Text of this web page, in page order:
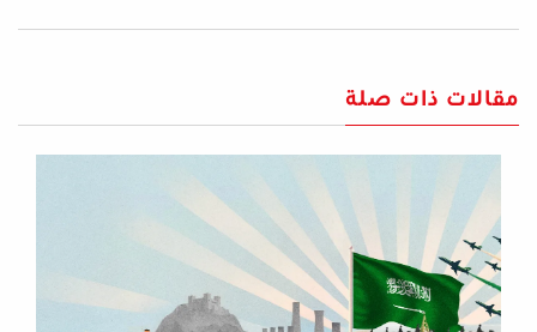
مقالات ذات صلة